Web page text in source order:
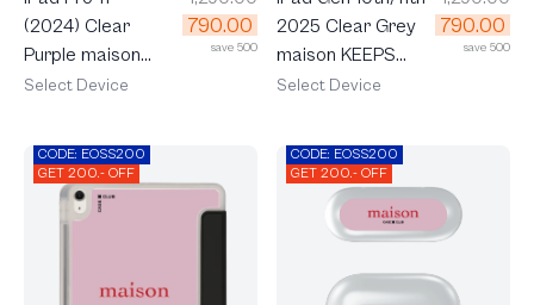
(2024) Clear
Purple maison
KEEPS The
790.00
save 500
Select Device
2025 Clear Grey
maison KEEPS
The Fundamental
790.00
save 500
Select Device
CODE: EOSS200
GET 200.- OFF
CODE: EOSS200
GET 200.- OFF